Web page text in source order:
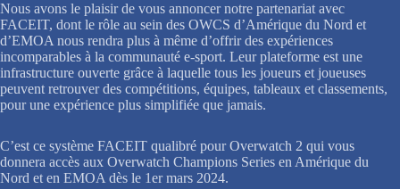
Nous avons le plaisir de vous annoncer notre partenariat avec
FACEIT, dont le rôle au sein des OWCS d’Amérique du Nord et
d’EMOA nous rendra plus à même d’offrir des expériences
incomparables à la communauté e-sport. Leur plateforme est une
infrastructure ouverte grâce à laquelle tous les joueurs et joueuses
peuvent retrouver des compétitions, équipes, tableaux et classements,
pour une expérience plus simplifiée que jamais.
C’est ce système FACEIT qualibré pour Overwatch 2 qui vous
donnera accès aux Overwatch Champions Series en Amérique du
Nord et en EMOA dès le 1er mars 2024.